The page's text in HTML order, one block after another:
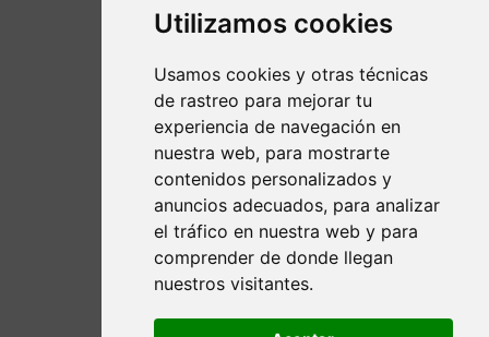
Utilizamos cookies
Usamos cookies y otras técnicas
de rastreo para mejorar tu
experiencia de navegación en
nuestra web, para mostrarte
contenidos personalizados y
anuncios adecuados, para analizar
el tráfico en nuestra web y para
comprender de donde llegan
nuestros visitantes.